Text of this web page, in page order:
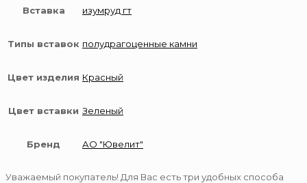
Вставка изумруд гт
Типы вставок полудрагоценные камни
Цвет изделия Красный
Цвет вставки Зеленый
Бренд АО "Ювелит"
Уважаемый покупатель! Для Вас есть три удобных способа